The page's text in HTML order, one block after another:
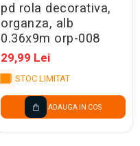
pd rola decorativa,
organza, alb
0.36x9m orp-008
29,99 Lei
STOC LIMITAT
ADAUGA IN COS